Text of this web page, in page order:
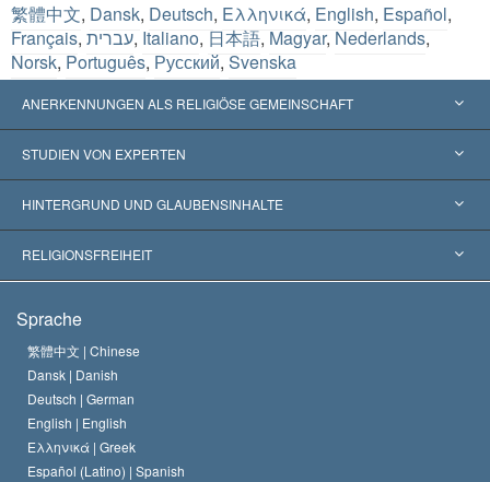
繁體中文, Dansk, Deutsch, Ελληνικά, English, Español,
Français, עברית, Italiano, 日本語, Magyar, Nederlands,
Norsk, Português, Русский, Svenska
ANERKENNUNGEN ALS RELIGIÖSE GEMEINSCHAFT
Vereinigte Staaten von Amerika
Weltweite Anerkennungen
Wegweisende Entscheidungen
STUDIEN VON EXPERTEN
Gutachten nach Kategorie
Die weltweit führenden Experten
HINTERGRUND UND GLAUBENSINHALTE
L. Ron Hubbard
Das Glaubensbekenntnis der Scientology Kirche
Der Kodex eines Scientologen
David Miscavige
RELIGIONSFREIHEIT
Internationale Menschenrechtsnormen
Eine öffentliche Erklärung über Religion
Sprache
繁體中文 | Chinese
Dansk | Danish
Deutsch | German
English | English
Ελληνικά | Greek
Español (Latino) | Spanish